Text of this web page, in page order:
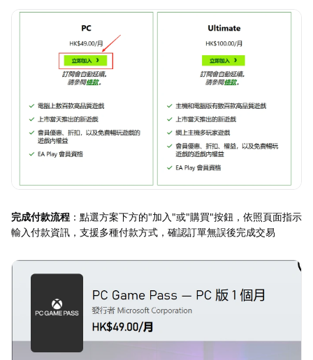
完成付款流程 ：點選方案下方的"加入"或"購買"按鈕，依照頁面指示
輸入付款資訊，支援多種付款方式，確認訂單無誤後完成交易